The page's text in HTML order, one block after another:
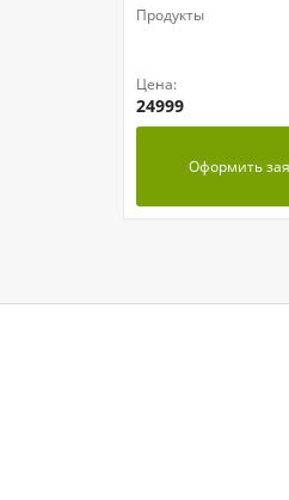
Продукты
Цена:
24999
Оформить